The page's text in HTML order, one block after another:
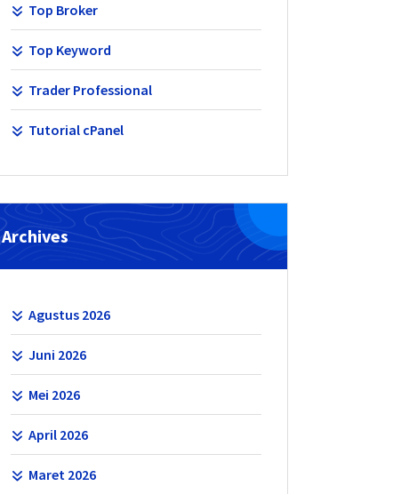
Top Broker
Top Keyword
Trader Professional
Tutorial cPanel
Archives
Agustus 2026
Juni 2026
Mei 2026
April 2026
Maret 2026